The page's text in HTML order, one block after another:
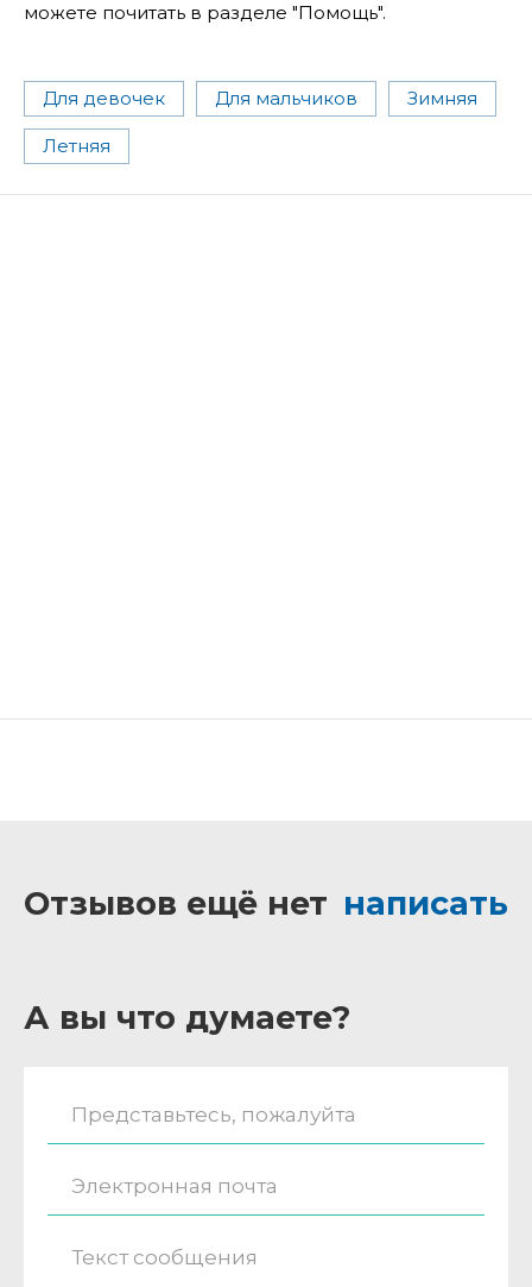
можете почитать в разделе "Помощь".
Для девочек Для мальчиков Зимняя
Летняя
Отзывов ещё нет написать
А вы что думаете?